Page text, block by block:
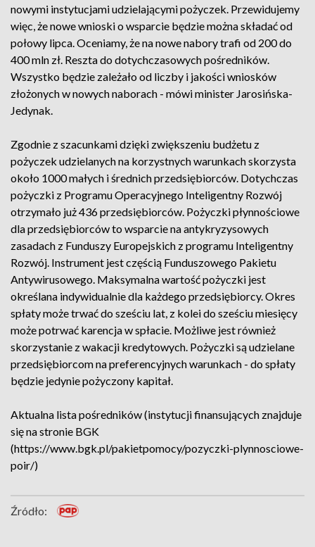
nowymi instytucjami udzielającymi pożyczek. Przewidujemy
więc, że nowe wnioski o wsparcie będzie można składać od
połowy lipca. Oceniamy, że na nowe nabory trafi od 200 do
400 mln zł. Reszta do dotychczasowych pośredników.
Wszystko będzie zależało od liczby i jakości wniosków
złożonych w nowych naborach - mówi minister Jarosińska-
Jedynak.
Zgodnie z szacunkami dzięki zwiększeniu budżetu z
pożyczek udzielanych na korzystnych warunkach skorzysta
około 1000 małych i średnich przedsiębiorców. Dotychczas
pożyczki z Programu Operacyjnego Inteligentny Rozwój
otrzymało już 436 przedsiębiorców. Pożyczki płynnościowe
dla przedsiębiorców to wsparcie na antykryzysowych
zasadach z Funduszy Europejskich z programu Inteligentny
Rozwój. Instrument jest częścią Funduszowego Pakietu
Antywirusowego. Maksymalna wartość pożyczki jest
określana indywidualnie dla każdego przedsiębiorcy. Okres
spłaty może trwać do sześciu lat, z kolei do sześciu miesięcy
może potrwać karencja w spłacie. Możliwe jest również
skorzystanie z wakacji kredytowych. Pożyczki są udzielane
przedsiębiorcom na preferencyjnych warunkach - do spłaty
będzie jedynie pożyczony kapitał.
Aktualna lista pośredników (instytucji finansujących znajduje
się na stronie BGK
(https://www.bgk.pl/pakietpomocy/pozyczki-plynnosciowe-
poir/)
Źródło: